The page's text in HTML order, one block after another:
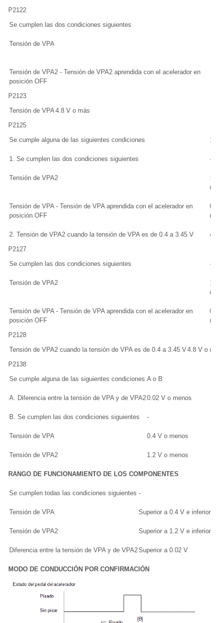
P2122
Se cumplen las dos condiciones siguientes
Tensión de VPA
Tensión de VPA2 - Tensión de VPA2 aprendida con el acelerador en
posición OFF
P2123
Tensión de VPA4.8 V o más
P2125
Se cumple alguna de las siguientes condiciones
1
1. Se cumplen las dos condiciones siguientes -
Tensión de VPA2
Tensión de VPA - Tensión de VPA aprendida con el acelerador en
posición OFF
2. Tensión de VPA2 cuando la tensión de VPA es de 0.4 a 3.45 V
P2127
Se cumplen las dos condiciones siguientes
-
Tensión de VPA2
Tensión de VPA - Tensión de VPA aprendida con el acelerador en
posición OFF
P2128
Tensión de VPA2 cuando la tensión de VPA es de 0.4 a 3.45 V4.8 V o
P2138
Se cumple alguna de las siguientes condiciones A o B
A. Diferencia entre la tensión de VPA y de VPA20.02 V o menos
B. Se cumplen las dos condiciones siguientes -
Tensión de VPA 0.4 V o menos
Tensión de VPA2 1.2 V o menos
RANGO DE FUNCIONAMIENTO DE LOS COMPONENTES
Se cumplen todas las condiciones siguientes -
Tensión de VPA Superior a 0.4 V e inferior a
Tensión de VPA2 Superior a 1.2 V e inferior a
Diferencia entre la tensión de VPA y de VPA2Superior a 0.02 V
MODO DE CONDUCCIÓN POR CONFIRMACIÓN